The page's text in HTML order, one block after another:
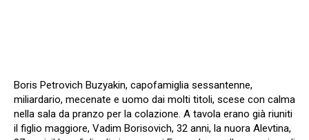
Boris Petrovich Buzyakin, capofamiglia sessantenne,
miliardario, mecenate e uomo dai molti titoli, scese con calma
nella sala da pranzo per la colazione. A tavola erano già riuniti
il figlio maggiore, Vadim Borisovich, 32 anni, la nuora Alevtina,